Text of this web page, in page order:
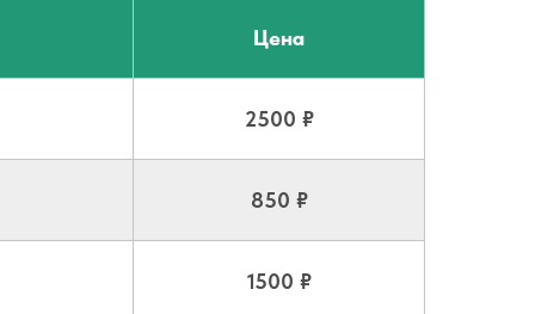
Цена
2500 ₽
850 ₽
1500 ₽